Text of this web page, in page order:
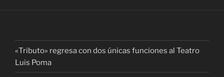
«Tributo» regresa con dos únicas funciones al Teatro
Luis Poma